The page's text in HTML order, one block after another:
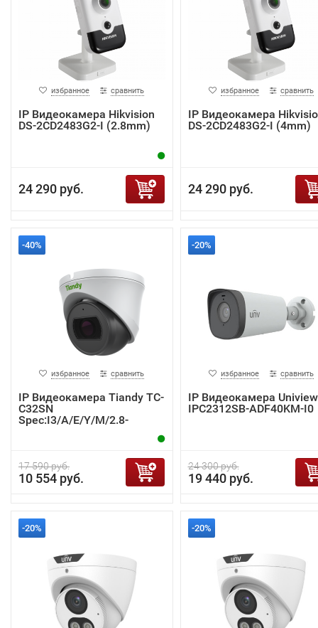
избранное сравнить
IP Видеокамера Hikvision
DS-2CD2483G2-I (2.8mm)
24 290 руб.
избранное сравнить
IP Видеокамера
DS-2CD2483G2-I (4mm)
24 290 руб.
-40%
избранное сравнить
IP Видеокамера Tiandy TC-
C32SN
Spec:I3/A/E/Y/M/2.8-
17 590 руб.
10 554 руб.
-20%
избранное сравнить
IP Видеокамера Uniview
IPC2312SB-ADF40KM-I0
24 300 руб.
19 440 руб.
-20% -20%